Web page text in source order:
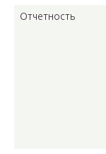
Отчетность